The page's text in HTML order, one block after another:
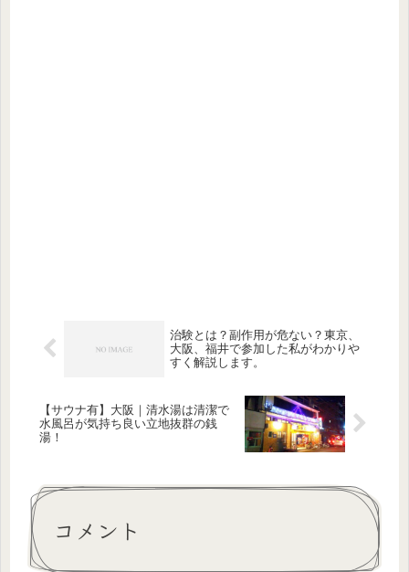
治験とは？副作用が危ない？東京、
大阪、福井で参加した私がわかりや
すく解説します。
【サウナ有】大阪｜清水湯は清潔で
水風呂が気持ち良い立地抜群の銭
湯！
コメント